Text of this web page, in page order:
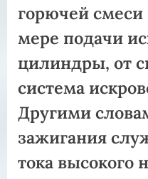
горючей смеси
мере подачи
цилиндры, от
система
Другими
зажигания
тока высокого